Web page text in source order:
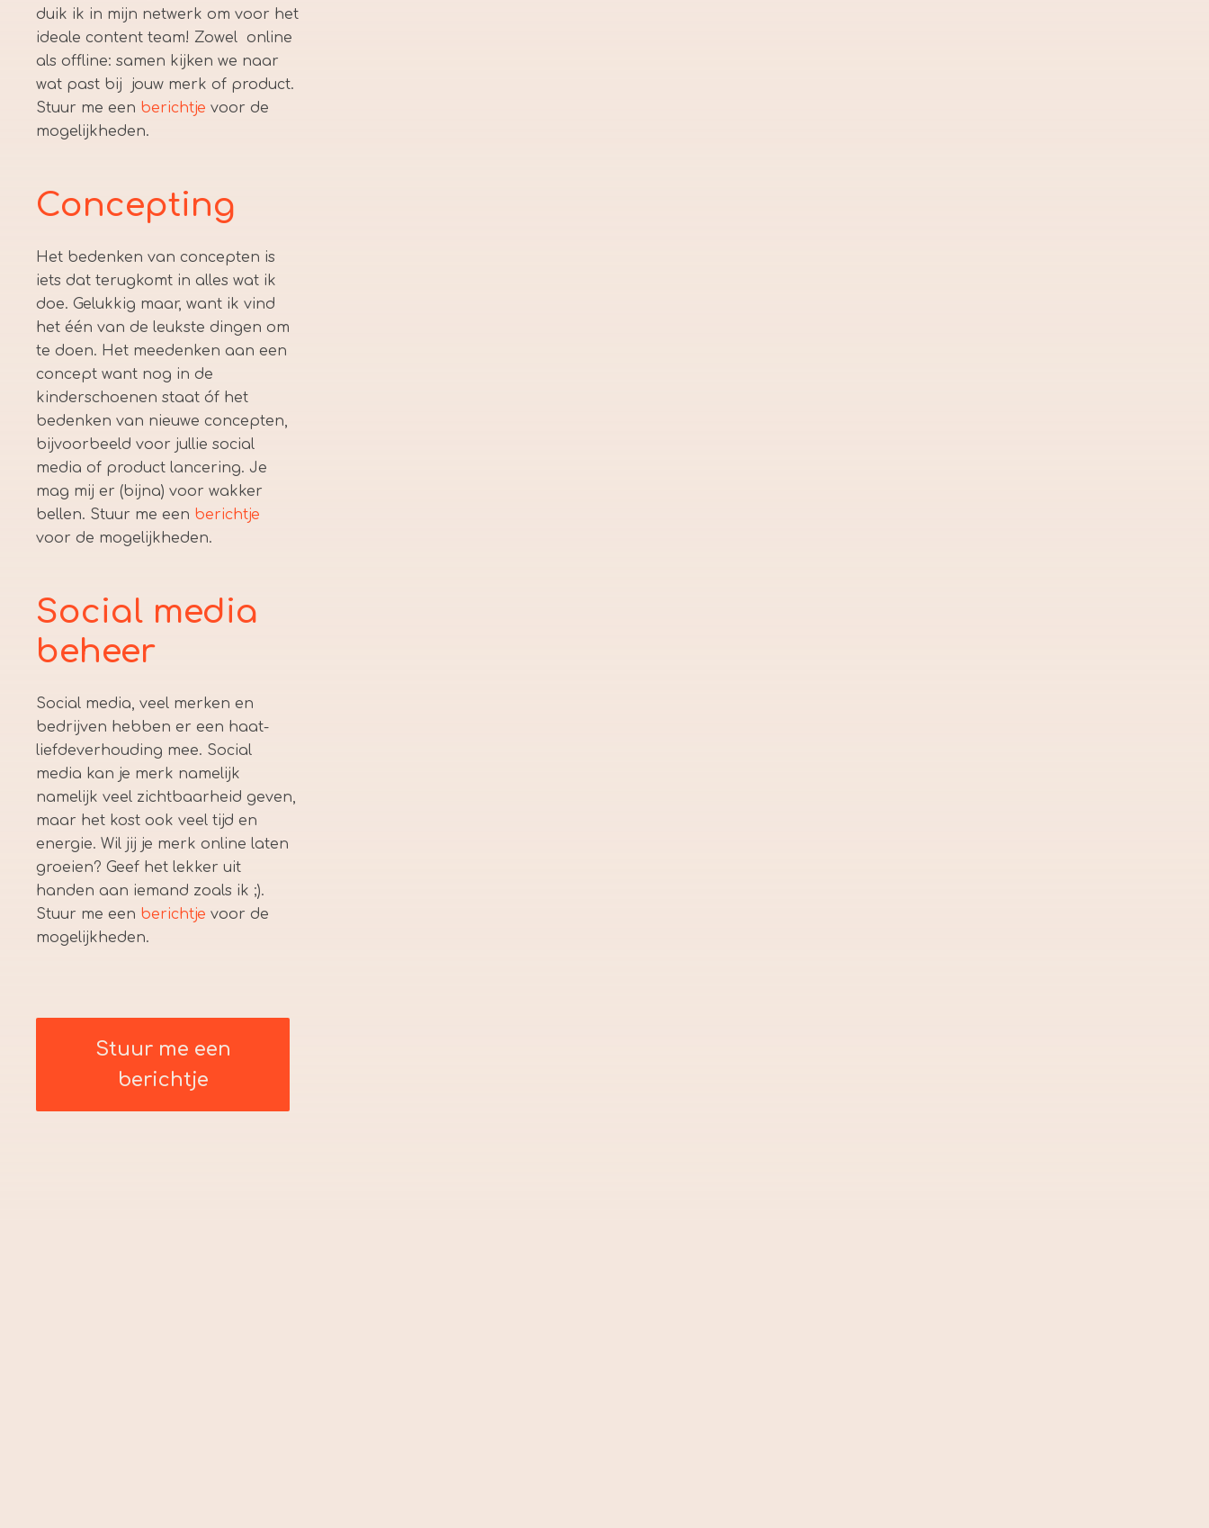
duik ik in mijn netwerk om voor het
ideale content team! Zowel online
als offline: samen kijken we naar
wat past bij jouw merk of product.
Stuur me een berichtje voor de
mogelijkheden.
Concepting
Het bedenken van concepten is
iets dat terugkomt in alles wat ik
doe. Gelukkig maar, want ik vind
het één van de leukste dingen om
te doen. Het meedenken aan een
concept want nog in de
kinderschoenen staat óf het
bedenken van nieuwe concepten,
bijvoorbeeld voor jullie social
media of product lancering. Je
mag mij er (bijna) voor wakker
bellen. Stuur me een berichtje
voor de mogelijkheden.
Social media
beheer
Social media, veel merken en
bedrijven hebben er een haat-
liefdeverhouding mee. Social
media kan je merk namelijk
namelijk veel zichtbaarheid geven,
maar het kost ook veel tijd en
energie. Wil jij je merk online laten
groeien? Geef het lekker uit
handen aan iemand zoals ik ;).
Stuur me een berichtje voor de
mogelijkheden.
Stuur me een
berichtje